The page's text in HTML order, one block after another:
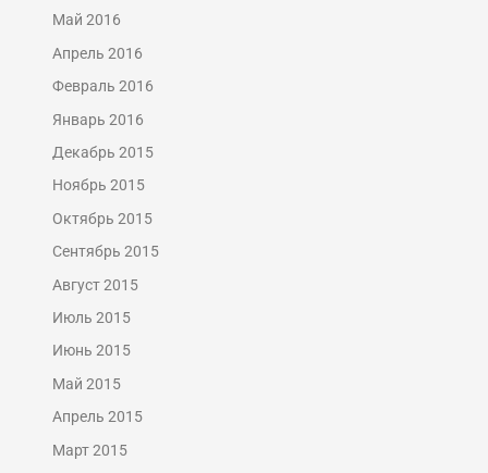
Май 2016
Апрель 2016
Февраль 2016
Январь 2016
Декабрь 2015
Ноябрь 2015
Октябрь 2015
Сентябрь 2015
Август 2015
Июль 2015
Июнь 2015
Май 2015
Апрель 2015
Март 2015